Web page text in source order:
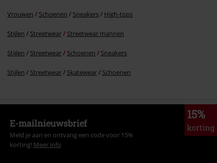
Vrouwen Schoenen Sneakers High-tops
Stijlen Streetwear Streetwear mannen
Stijlen Streetwear Schoenen Sneakers
Stijlen Streetwear Skatewear Schoenen
15%
korting
E-mailnieuwsbrief
Meld je aan en ontvang een code voor 15%
korting! Meer info